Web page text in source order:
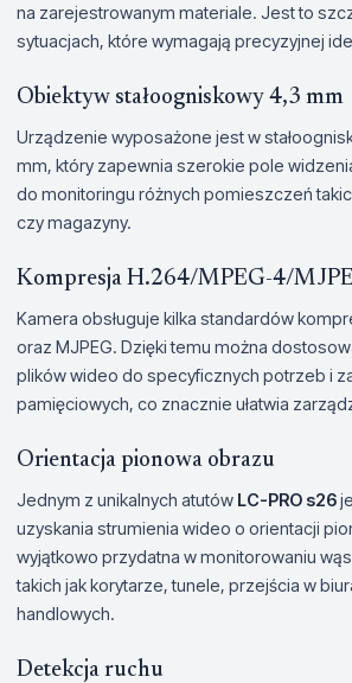
na zarejestrowanym materiale. Jest to
sytuacjach, które wymagają precyzyjnej
Obiektyw stałoogniskowy 4,3 mm
Urządzenie wyposażone jest w
mm, który zapewnia szerokie pole
do monitoringu różnych pomieszczeń
czy magazyny.
Kompresja H.264/MPEG-4/
Kamera obsługuje kilka standardów
oraz MJPEG. Dzięki temu można
plików wideo do specyficznych potrzeb i
pamięciowych, co znacznie ułatwia
Orientacja pionowa obrazu
Jednym z unikalnych atutów LC-PRO s26
uzyskania strumienia wideo o orientacji
wyjątkowo przydatna w monitorowaniu
takich jak korytarze, tunele, przejścia w
handlowych.
Detekcja ruchu